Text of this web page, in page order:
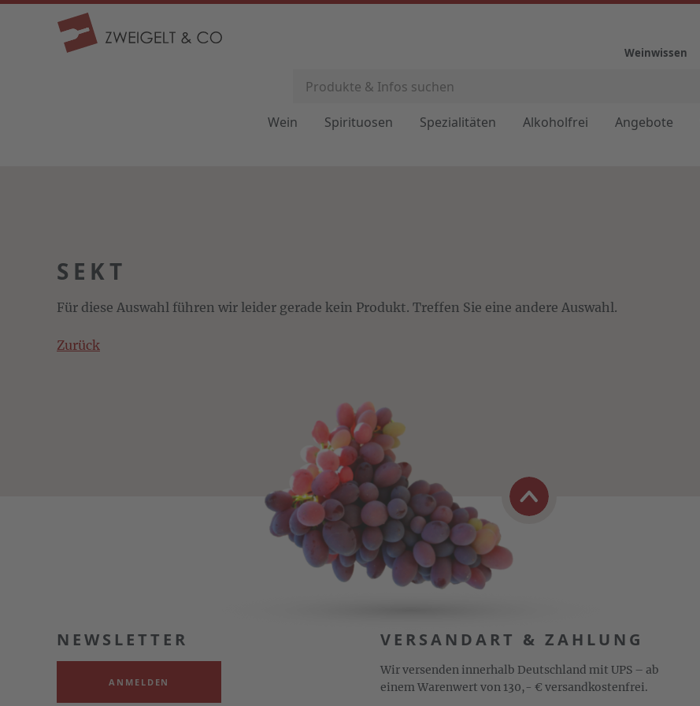
Weinwissen
Wein Spirituosen Spezialitäten Alkoholfrei Angebote
SEKT
Für diese Auswahl führen wir leider gerade kein Produkt. Treffen Sie eine andere Auswahl.
Zurück
NEWSLETTER
ANMELDEN
VERSANDART & ZAHLUNG
Wir versenden innerhalb Deutschland mit UPS – ab
einem Warenwert von 130,- € versandkostenfrei.